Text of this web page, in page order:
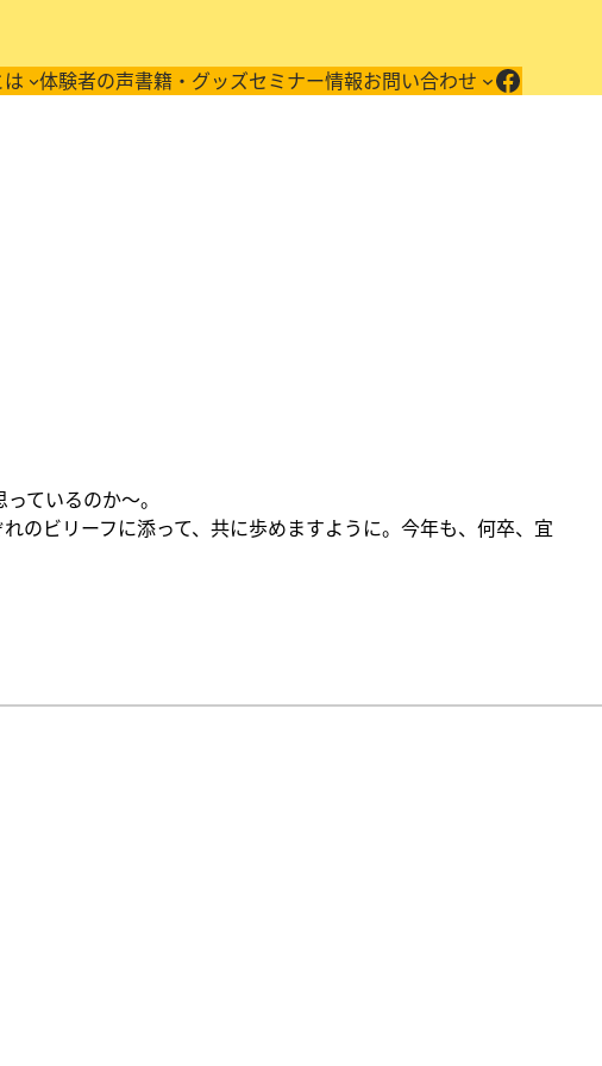
体験者の声書籍・グッズセミナー情報お問い合わせ
ているのか～。
のビリーフに添って、共に歩めますように。今年も、何卒、宜